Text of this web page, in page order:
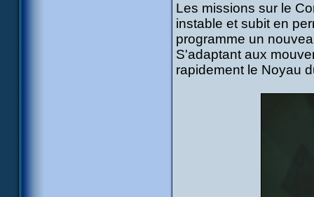
Les missions sur le
instable et subit en
programme un
S'adaptant aux
rapidement le Noyau